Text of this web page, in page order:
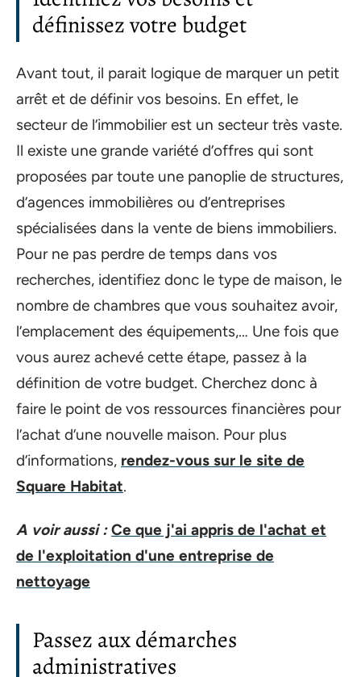
définissez votre budget
Avant tout, il parait logique de marquer un petit
arrêt et de définir vos besoins. En effet, le
secteur de l’immobilier est un secteur très vaste.
Il existe une grande variété d’offres qui sont
proposées par toute une panoplie de structures,
d’agences immobilières ou d’entreprises
spécialisées dans la vente de biens immobiliers.
Pour ne pas perdre de temps dans vos
recherches, identifiez donc le type de maison, le
nombre de chambres que vous souhaitez avoir,
l’emplacement des équipements,… Une fois que
vous aurez achevé cette étape, passez à la
définition de votre budget. Cherchez donc à
faire le point de vos ressources financières pour
l’achat d’une nouvelle maison. Pour plus
d’informations, rendez-vous sur le site de
Square Habitat.
A voir aussi : Ce que j'ai appris de l'achat et
de l'exploitation d'une entreprise de
nettoyage
Passez aux démarches
administratives